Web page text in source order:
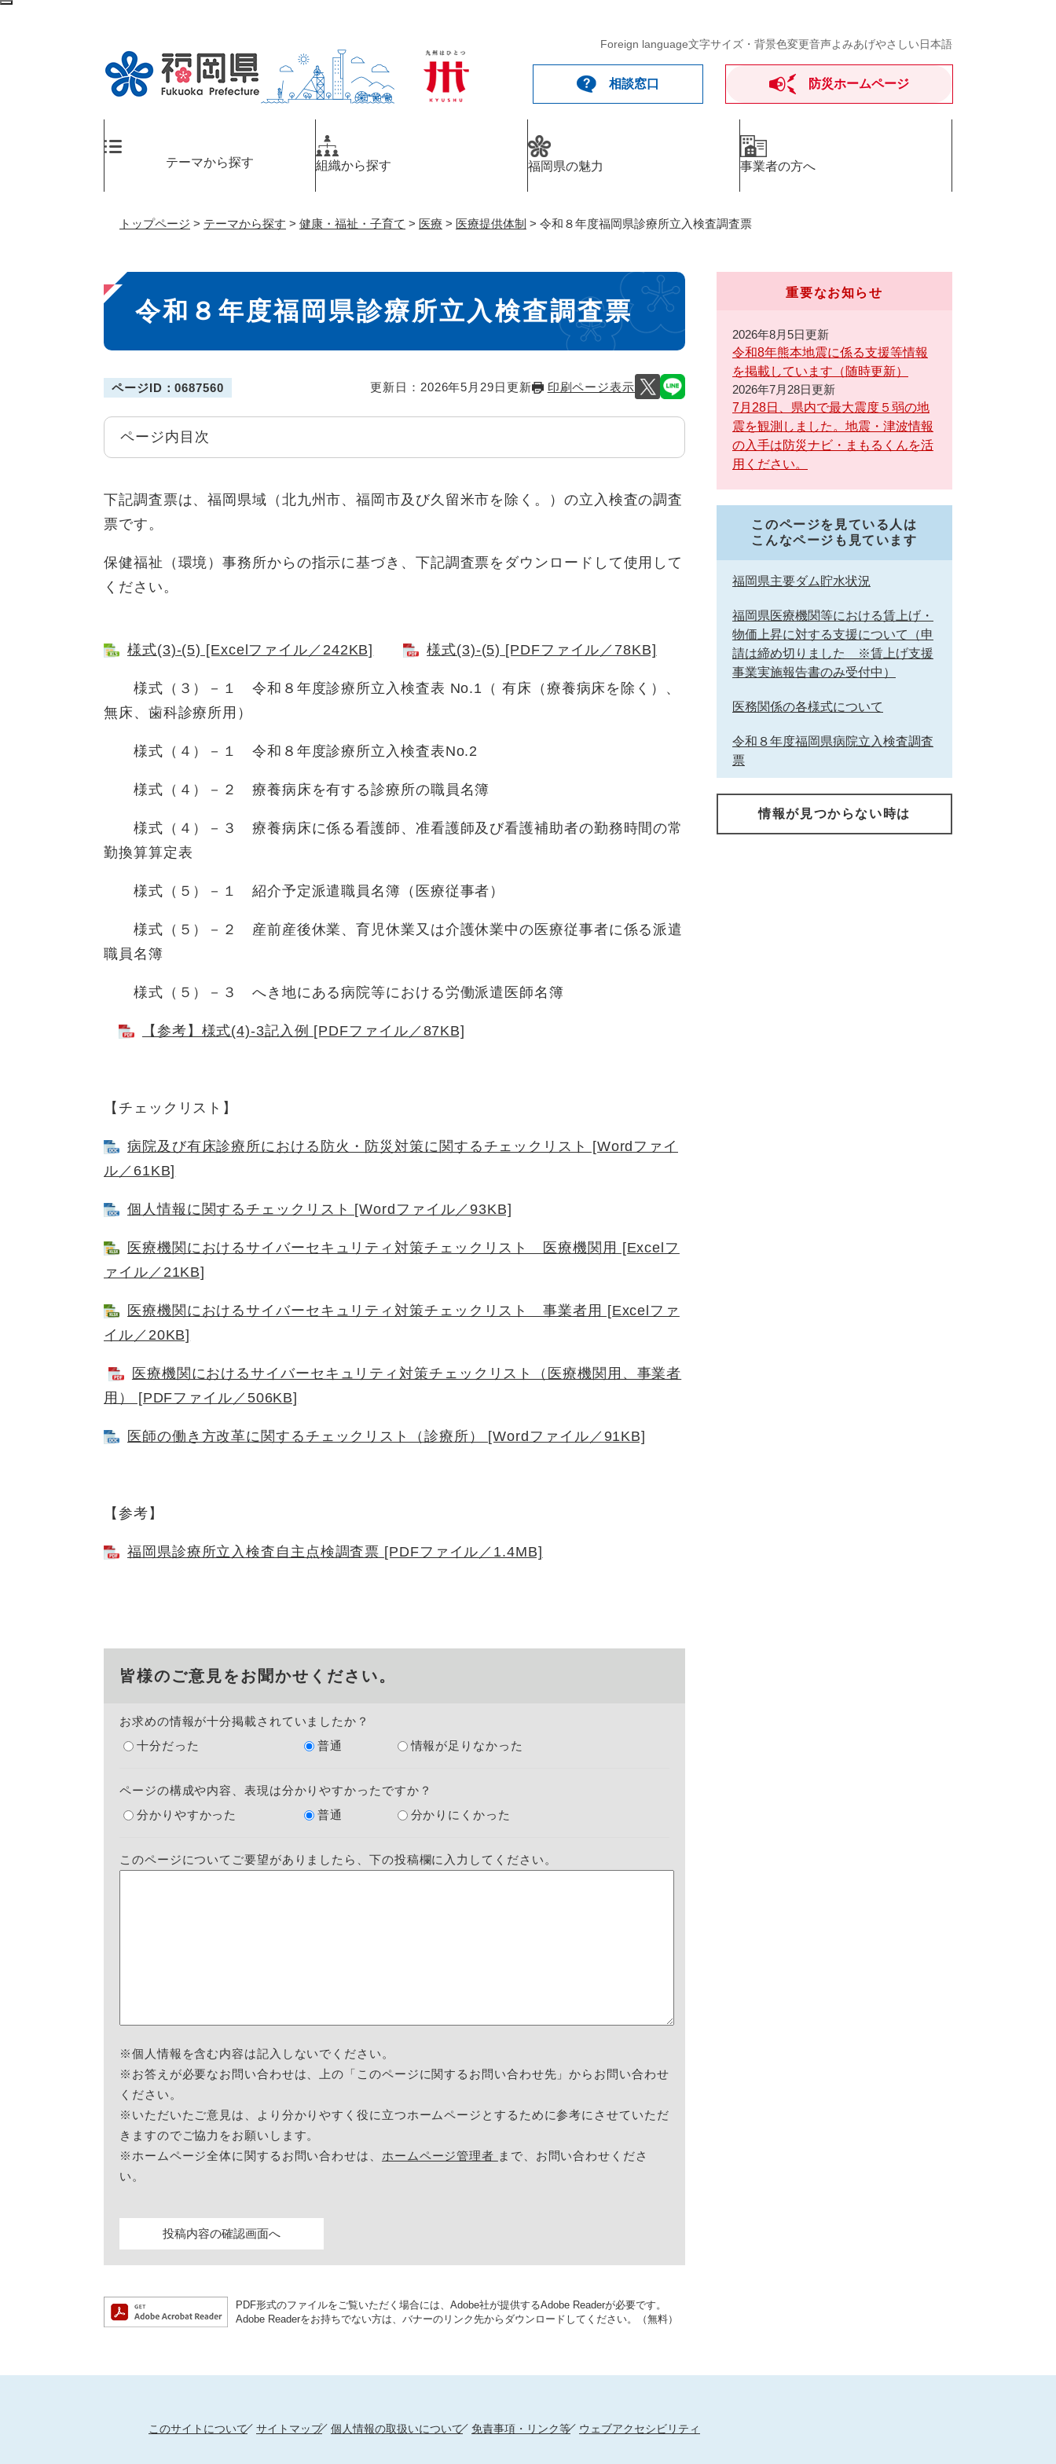
ペ
Foreign language文字サイズ・背景色変更音声よみあげやさしい日本語
相談窓口 防災ホームページ
テーマから探す 組織から探す 福岡県の魅力 事業者の方へ
トップページ > テーマから探す > 健康・福祉・子育て > 医療 > 医療提供体制 > 令和８年度福岡県診療所立入検査調査票
本
文
令和８年度福岡県診療所立入検査調査票
ページID：0687560 更新日：2026年5月29日更新 印刷ページ表示
ページ内目次
下記調査票は、福岡県域（北九州市、福岡市及び久留米市を除く。）の立入検査の調査
票です。
保健福祉（環境）事務所からの指示に基づき、下記調査票をダウンロードして使用して
ください。
様式(3)-(5) [Excelファイル／242KB] 様式(3)-(5) [PDFファイル／78KB]
様式（３）－１ 令和８年度診療所立入検査表 No.1（ 有床（療養病床を除く）、
無床、歯科診療所用）
様式（４）－１ 令和８年度診療所立入検査表No.2
様式（４）－２ 療養病床を有する診療所の職員名簿
様式（４）－３ 療養病床に係る看護師、准看護師及び看護補助者の勤務時間の常
勤換算算定表
様式（５）－１ 紹介予定派遣職員名簿（医療従事者）
様式（５）－２ 産前産後休業、育児休業又は介護休業中の医療従事者に係る派遣
職員名簿
様式（５）－３ へき地にある病院等における労働派遣医師名簿
【参考】様式(4)-3記入例 [PDFファイル／87KB]
【チェックリスト】
病院及び有床診療所における防火・防災対策に関するチェックリスト [Wordファイ
ル／61KB]
個人情報に関するチェックリスト [Wordファイル／93KB]
医療機関におけるサイバーセキュリティ対策チェックリスト 医療機関用 [Excelフ
ァイル／21KB]
医療機関におけるサイバーセキュリティ対策チェックリスト 事業者用 [Excelファ
イル／20KB]
医療機関におけるサイバーセキュリティ対策チェックリスト（医療機関用、事業者
用） [PDFファイル／506KB]
医師の働き方改革に関するチェックリスト（診療所） [Wordファイル／91KB]
【参考】
福岡県診療所立入検査自主点検調査票 [PDFファイル／1.4MB]
皆様のご意見をお聞かせください。
お求めの情報が十分掲載されていましたか？
十分だった
普通 情報が足りなかった
ページの構成や内容、表現は分かりやすかったですか？
分かりやすかった
普通 分かりにくかった
このページについてご要望がありましたら、下の投稿欄に入力してください。
※個人情報を含む内容は記入しないでください。
※お答えが必要なお問い合わせは、上の「このページに関するお問い合わせ先」からお問い合わせ
ください。
※いただいたご意見は、より分かりやすく役に立つホームページとするために参考にさせていただ
きますのでご協力をお願いします。
※ホームページ全体に関するお問い合わせは、 ホームページ管理者 まで、お問い合わせくださ
い。
PDF形式のファイルをご覧いただく場合には、Adobe社が提供するAdobe Readerが必要です。
Adobe Readerをお持ちでない方は、バナーのリンク先からダウンロードしてください。（無料）
重要なお知らせ
2026年8月5日更新
令和8年熊本地震に係る支援等情報
を掲載しています（随時更新）
2026年7月28日更新
7月28日、県内で最大震度５弱の地
震を観測しました。地震・津波情報
の入手は防災ナビ・まもるくんを活
用ください。
このページを見ている人は
こんなページも見ています
福岡県主要ダム貯水状況
福岡県医療機関等における賃上げ・
物価上昇に対する支援について（申
請は締め切りました ※賃上げ支援
事業実施報告書のみ受付中）
医務関係の各様式について
令和８年度福岡県病院立入検査調査
票
情報が見つからない時は
このサイトについて サイトマップ 個人情報の取扱いについて 免責事項・リンク等 ウェブアクセシビリティ